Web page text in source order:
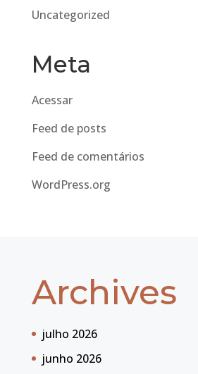
Uncategorized
Meta
Acessar
Feed de posts
Feed de comentários
WordPress.org
Archives
julho 2026
junho 2026